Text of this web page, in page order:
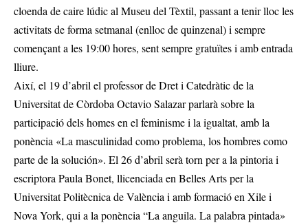
cloenda de caire lúdic al Museu del Tèxtil, passant a tenir lloc les
activitats de forma setmanal (enlloc de quinzenal) i sempre
començant a les 19:00 hores, sent sempre gratuïtes i amb entrada
lliure.
Així, el 19 d’abril el professor de Dret i Catedràtic de la
Universitat de Còrdoba Octavio Salazar parlarà sobre la
participació dels homes en el feminisme i la igualtat, amb la
ponència «La masculinidad como problema, los hombres como
parte de la solución». El 26 d’abril serà torn per a la pintoria i
escriptora Paula Bonet, llicenciada en Belles Arts per la
Universitat Politècnica de València i amb formació en Xile i
Nova York, qui a la ponència “La anguila. La palabra pintada»